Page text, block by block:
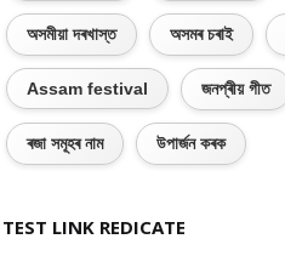
অসমীয়া দৰখাস্ত অসমৰ চৰাই
Assam festival জনপ্ৰীয় গীত
ৰজা সমূহৰ নাম উপাৰ্জন কৰক
TEST LINK REDICATE